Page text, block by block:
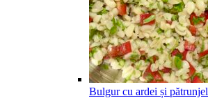
Bulgur cu ardei și pătrunjel